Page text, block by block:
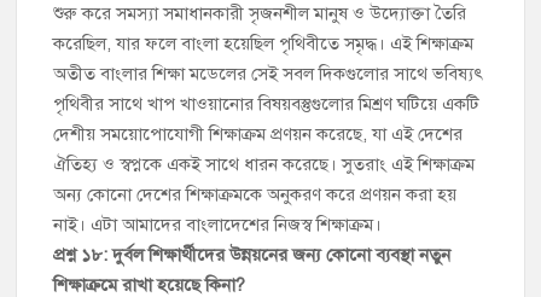
শুরু করে সমস্যা সমাধানকারী সৃজনশীল মানুষ ও উদ্যোক্তা তৈরি
করেছিল, যার ফলে বাংলা হয়েছিল পৃথিবীতে সমৃদ্ধ। এই শিক্ষাক্রম
অতীত বাংলার শিক্ষা মডেলের সেই সবল দিকগুলোর সাথে ভবিষ্যৎ
পৃথিবীর সাথে খাপ খাওয়ানোর বিষয়বস্তুগুলোর মিশ্রণ ঘটিয়ে একটি
দেশীয় সময়োপোযোগী শিক্ষাক্রম প্রণয়ন করেছে, যা এই দেশের
ঐতিহ্য ও স্বপ্নকে একই সাথে ধারন করেছে। সুতরাং এই শিক্ষাক্রম
অন্য কোনো দেশের শিক্ষাক্রমকে অনুকরণ করে প্রণয়ন করা হয়
নাই। এটা আমাদের বাংলাদেশের নিজস্ব শিক্ষাক্রম।
প্রশ্ন ১৮: দুর্বল শিক্ষার্থীদের উন্নয়নের জন্য কোনো ব্যবস্থা নতুন
শিক্ষাক্রমে রাখা হয়েছে কিনা?